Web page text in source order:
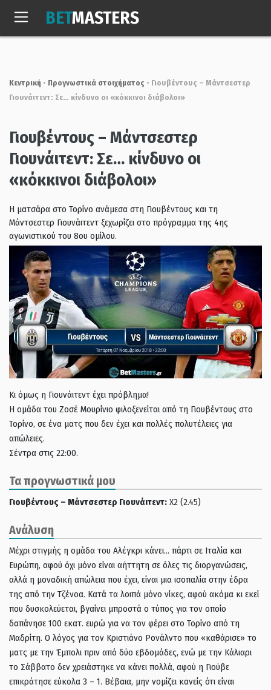
Σαβ, 8 Αυγ. 2026
BETMASTERS
Κεντρική • Προγνωστικά στοιχήματος • Γιουβέντους – Μάντσεστερ
Γιουνάιτεντ: Σε… κίνδυνο οι «κόκκινοι διάβολοι»
Γιουβέντους – Μάντσεστερ
Γιουνάιτεντ: Σε… κίνδυνο οι
«κόκκινοι διάβολοι»
Η ματσάρα στο Τορίνο ανάμεσα στη Γιουβέντους και τη
Μάντσεστερ Γιουνάιτεντ ξεχωρίζει στο πρόγραμμα της 4ης
αγωνιστικού του 8ου ομίλου.
Κι όμως η Γιουνάιτεντ έχει πρόβλημα!
Η ομάδα του Ζοσέ Μουρίνιο φιλοξενείται από τη Γιουβέντους στο
Τορίνο, σε ένα ματς που δεν έχει και πολλές πολυτέλειες για
απώλειες.
Σέντρα στις 22:00.
Τα προγνωστικά μου
Γιουβέντους – Μάντσεστερ Γιουνάιτεντ: Χ2 (2.45)
Ανάλυση
Μέχρι στιγμής η ομάδα του Αλέγκρι κάνει… πάρτι σε Ιταλία και
Ευρώπη, αφού όχι μόνο είναι αήττητη σε όλες τις διοργανώσεις,
αλλά η μοναδική απώλεια που έχει, είναι μια ισοπαλία στην έδρα
της από την Τζένοα. Κατά τα λοιπά μόνο νίκες, αφού ακόμα κι εκεί
που δυσκολεύεται, βγαίνει μπροστά ο τύπος για τον οποίο
δαπάνησε 100 εκατ. ευρώ για να τον φέρει στο Τορίνο από τη
Μαδρίτη. Ο λόγος για τον Κριστιάνο Ρονάλντο που «καθάρισε» το
ματς με την Έμπολι πριν από δύο εβδομάδες, ενώ με την Κάλιαρι
το Σάββατο δεν χρειάστηκε να κάνει πολλά, αφού η Γιούβε
επικράτησε εύκολα 3 – 1. Βέβαια, μην νομίζει κανείς ότι είναι